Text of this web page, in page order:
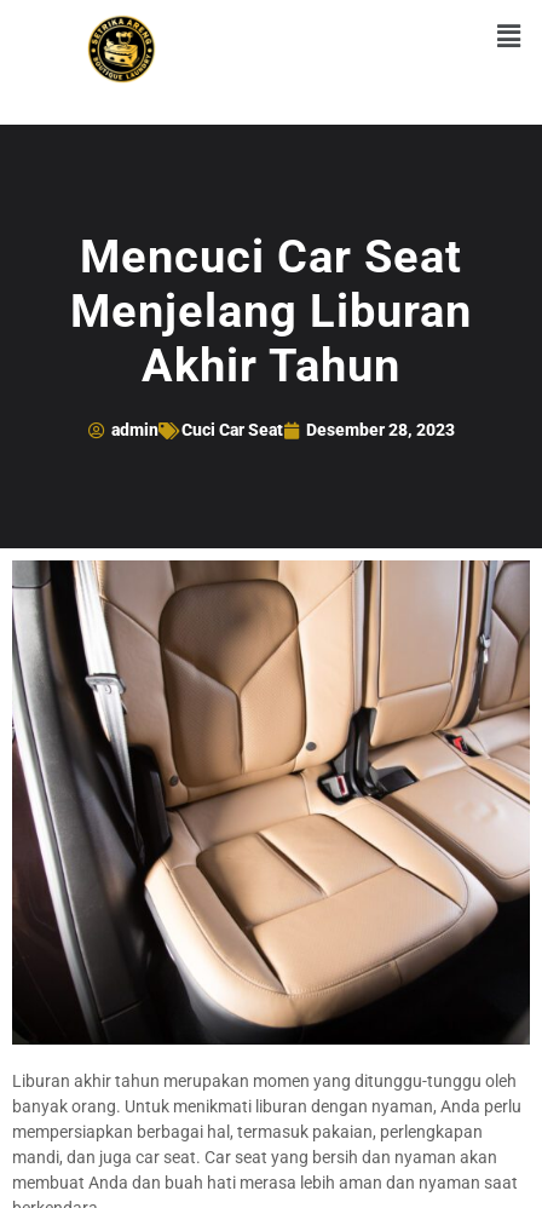
Mencuci Car Seat
Menjelang Liburan
Akhir Tahun
admin Cuci Car Seat Desember 28, 2023
Liburan akhir tahun merupakan momen yang ditunggu-tunggu oleh
banyak orang. Untuk menikmati liburan dengan nyaman, Anda perlu
mempersiapkan berbagai hal, termasuk pakaian, perlengkapan
mandi, dan juga car seat. Car seat yang bersih dan nyaman akan
membuat Anda dan buah hati merasa lebih aman dan nyaman saat